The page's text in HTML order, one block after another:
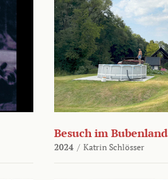
Besuch im Bubenland
2024 / Katrin Schlösser